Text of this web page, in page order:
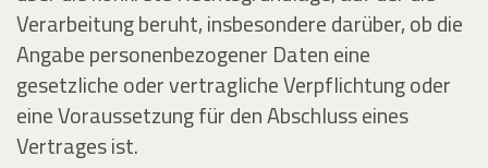
Verarbeitung beruht, insbesondere darüber, ob die
Angabe personenbezogener Daten eine
gesetzliche oder vertragliche Verpflichtung oder
eine Voraussetzung für den Abschluss eines
Vertrages ist.